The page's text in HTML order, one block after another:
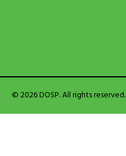
© 2026 DOSP. All rights reserved.